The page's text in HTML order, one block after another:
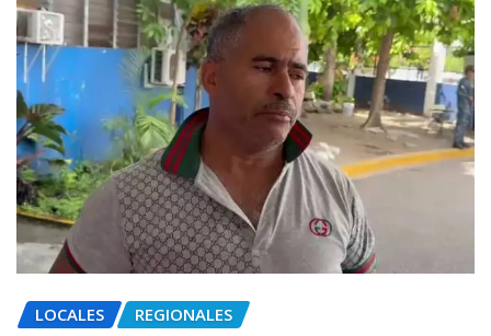
LOCALES REGIONALES